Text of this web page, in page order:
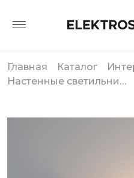
Главная Каталог
Настенные светильники